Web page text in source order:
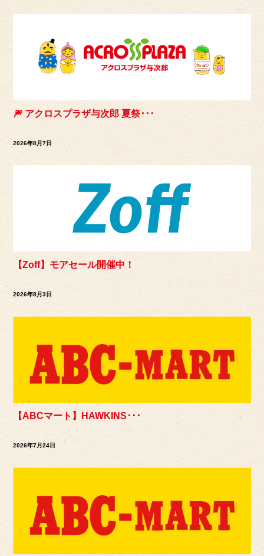
🎆 アクロスプラザ与次郎 夏祭･･･
2026年8月7日
【Zoff】モアセール開催中！
2026年8月3日
【ABCマート】HAWKINS･･･
2026年7月24日